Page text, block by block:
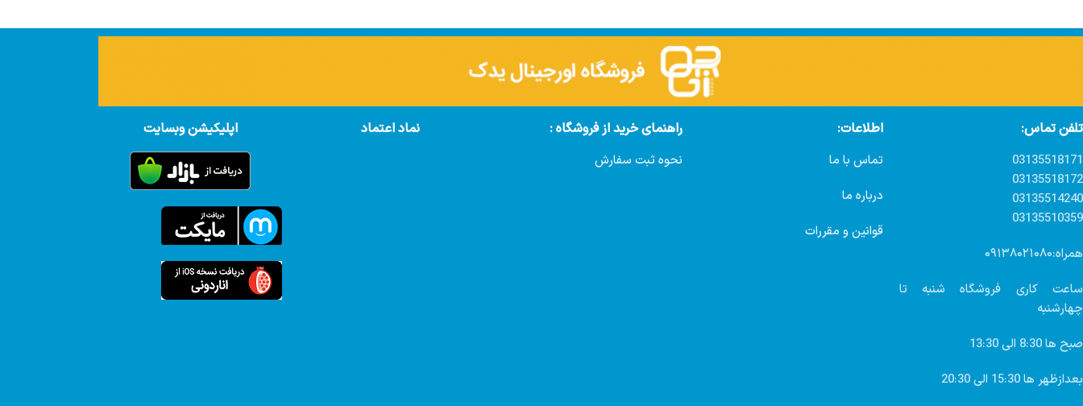
تلفن تماس:
03135518171
03135518172
03135514240
03135510359
همراه:۰۹۱۳۸۰۲۱۰۸۰
ساعت کاری فروشگاه شنبه تا
چهارشنبه
صبح ها 8:30 الی 13:30
بعدازظهر ها 15:30 الی 20:30
اطلاعات:
تماس با ما
درباره ما
قوانین و مقررات
راهنمای خرید از فروشگاه :
نحوه ثبت سفارش
نماد اعتماد اپلیکیشن وبسایت